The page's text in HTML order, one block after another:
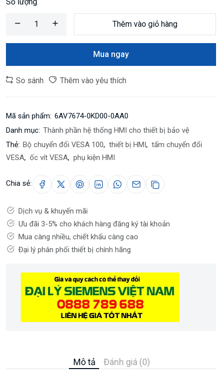
Thêm vào giỏ hàng
Mua ngay
So sánh Thêm vào yêu thích
Mã sản phẩm: 6AV7674-0KD00-0AA0
Danh mục: Thành phần hệ thống HMI cho thiết bị bảo vệ
Thẻ: Bộ chuyển đổi VESA 100, thiết bị HMI, tấm chuyển đổi
VESA, ốc vít VESA, phụ kiện HMI
Chia sẻ:
Dịch vụ & khuyến mãi
Ưu đãi 3-5% cho khách hàng đăng ký tài khoản
Mua càng nhiều, chiết khấu càng cao
Đại lý phân phối thiết bị chính hãng
Mô tả Đánh giá (0)